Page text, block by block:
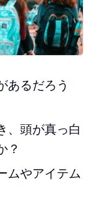
あるだろう
、頭が真っ白
？
ムやアイテム